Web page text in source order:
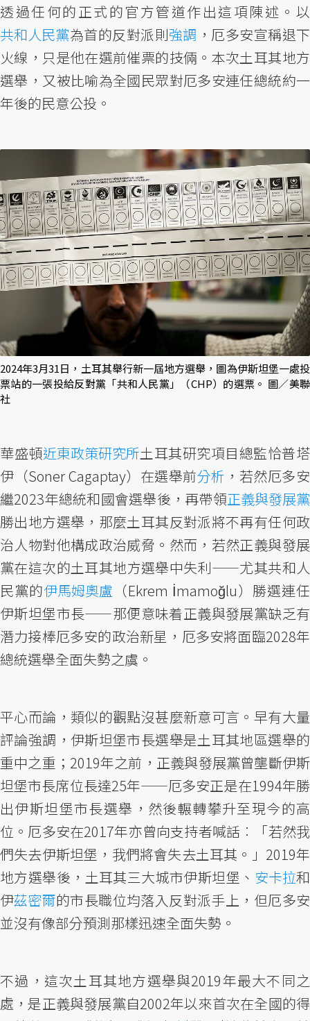
透過任何的正式的官方管道作出這項陳述。以
共和人民黨為首的反對派則強調 ，厄多安宣稱退下
火線，只是他在選前催票的技倆。本次土耳其地方
選舉，又被比喻為全國民眾對厄多安連任總統約一
年後的民意公投。
2024年3月31日，土耳其舉行新一屆地方選舉，圖為伊斯坦堡一處投
票站的一張投給反對黨「共和人民黨」（CHP）的選票。 圖／美聯
社
華盛頓近東政策研究所土耳其研究項目總監恰普塔
伊（Soner Cagaptay）在選舉前分析 ，若然厄多安
繼2023年總統和國會選舉後，再帶領正義與發展黨
勝出地方選舉，那麼土耳其反對派將不再有任何政
治人物對他構成政治威脅。然而，若然正義與發展
黨在這次的土耳其地方選舉中失利——尤其共和人
民黨的伊馬姆奧盧 （Ekrem İmamoğlu）勝選連任
伊斯坦堡市長——那便意味着正義與發展黨缺乏有
潛力接棒厄多安的政治新星，厄多安將面臨2028年
總統選舉全面失勢之虞。
平心而論，類似的觀點沒甚麼新意可言。早有大量
評論強調，伊斯坦堡市長選舉是土耳其地區選舉的
重中之重；2019年之前，正義與發展黨曾壟斷伊斯
坦堡市長席位長達25年——厄多安正是在1994年勝
出伊斯坦堡市長選舉，然後輾轉攀升至現今的高
位。厄多安在2017年亦曾向支持者喊話︰「若然我
們失去伊斯坦堡，我們將會失去土耳其。」2019年
地方選舉後，土耳其三大城市伊斯坦堡、 安卡拉和
伊茲密爾的市長職位均落入反對派手上，但厄多安
並沒有像部分預測那樣迅速全面失勢。
不過，這次土耳其地方選舉與2019年最大不同之
處，是正義與發展黨自2002年以來首次在全國的得